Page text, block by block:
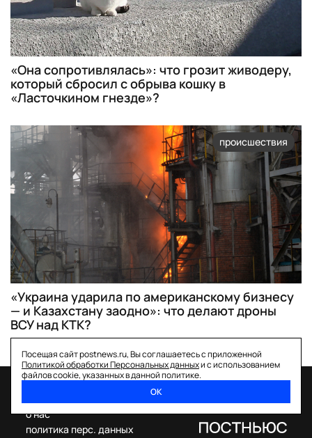
«Она сопротивлялась»: что грозит живодеру,
который сбросил с обрыва кошку в
«Ласточкином гнезде»?
происшествия
«Украина ударила по американскому бизнесу
— и Казахстану заодно»: что делают дроны
ВСУ над КТК?
Посещая сайт postnews.ru, Вы соглашаетесь с приложенной
Политикой обработки Персональных данныхи с использованием
файлов cookie, указанных в данной политике.
ОК
о нас
политика перс. данных